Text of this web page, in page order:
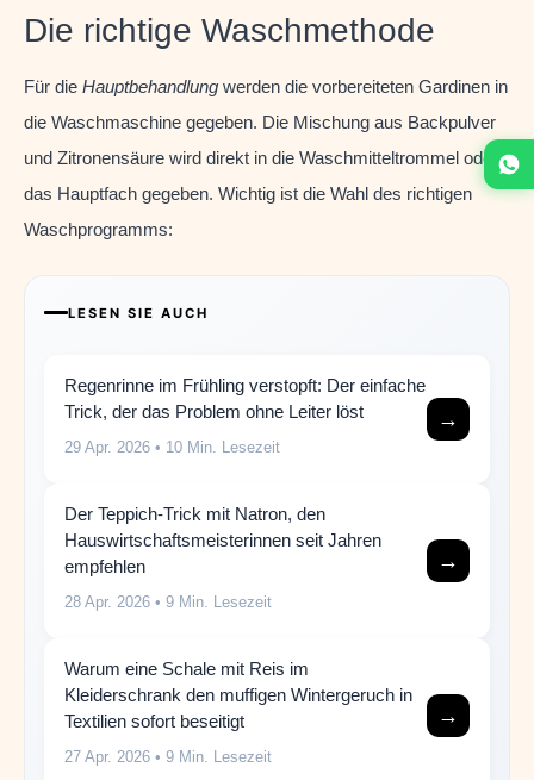
Die richtige Waschmethode
Für die Hauptbehandlung werden die vorbereiteten Gardinen in
die Waschmaschine gegeben. Die Mischung aus Backpulver
und Zitronensäure wird direkt in die Waschmitteltrommel oder
das Hauptfach gegeben. Wichtig ist die Wahl des richtigen
Waschprogramms:
LESEN SIE AUCH
Regenrinne im Frühling verstopft: Der einfache
Trick, der das Problem ohne Leiter löst
29 Apr. 2026 • 10 Min. Lesezeit
→
Der Teppich-Trick mit Natron, den
Hauswirtschaftsmeisterinnen seit Jahren
empfehlen
28 Apr. 2026 • 9 Min. Lesezeit
→
Warum eine Schale mit Reis im
Kleiderschrank den muffigen Wintergeruch in
Textilien sofort beseitigt
27 Apr. 2026 • 9 Min. Lesezeit
→